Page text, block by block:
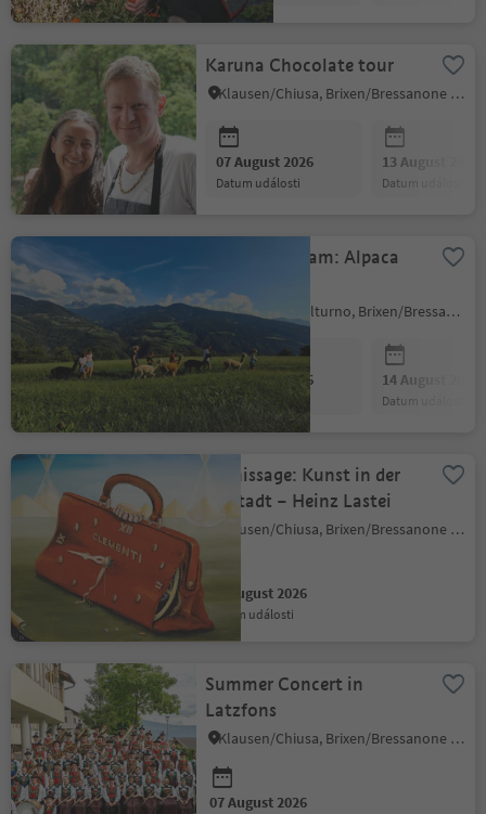
Karuna Chocolate tour
Klausen/Chiusa, Brixen/Bressanone and environs
07 August 2026
datum události
13 August 2026
datum události
Family program: Alpaca
Feldthurns/Velturno, Brixen/Bressanone and environs
07 August 2026
datum události
14 August 2026
datum události
Vernissage: Kunst in der
Altstadt – Heinz Lastei
Klausen/Chiusa, Brixen/Bressanone and environs
07 August 2026
datum události
Summer Concert in
Latzfons
Klausen/Chiusa, Brixen/Bressanone and environs
07 August 2026